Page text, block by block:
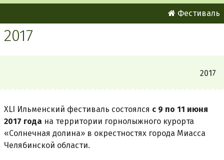
Фестиваль
2017
2017
XLI Ильменский фестиваль состоялся с 9 по 11 июня
2017 года на территории горнолыжного курорта
«Солнечная долина» в окрестностях города Миасса
Челябинской области.